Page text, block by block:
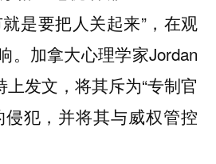
是要把人关起来”，在观
。加拿大心理学家Jordan
上发文，将其斥为“专制官
侵犯，并将其与威权管控